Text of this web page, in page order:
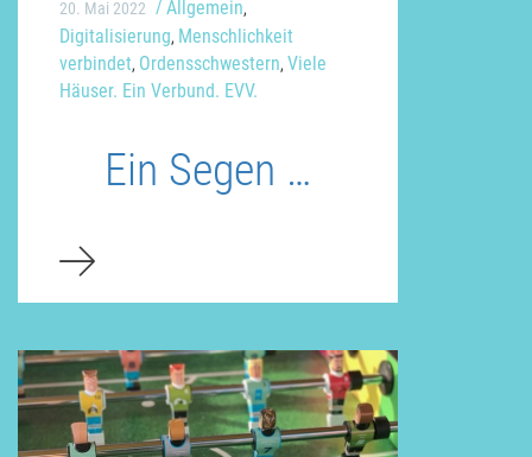
20. Mai 2022 Allgemein,
Digitalisierung, Menschlichkeit
verbindet, Ordensschwestern, Viele
Häuser. Ein Verbund. EVV.
Ein Segen …